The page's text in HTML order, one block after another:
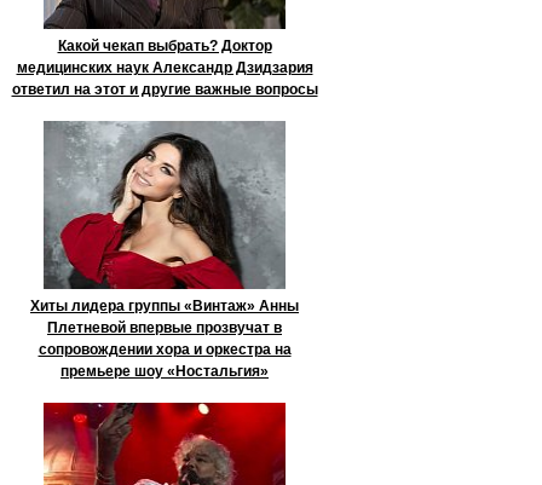
Какой чекап выбрать? Доктор
медицинских наук Александр Дзидзария
ответил на этот и другие важные вопросы
Хиты лидера группы «Винтаж» Анны
Плетневой впервые прозвучат в
сопровождении хора и оркестра на
премьере шоу «Ностальгия»